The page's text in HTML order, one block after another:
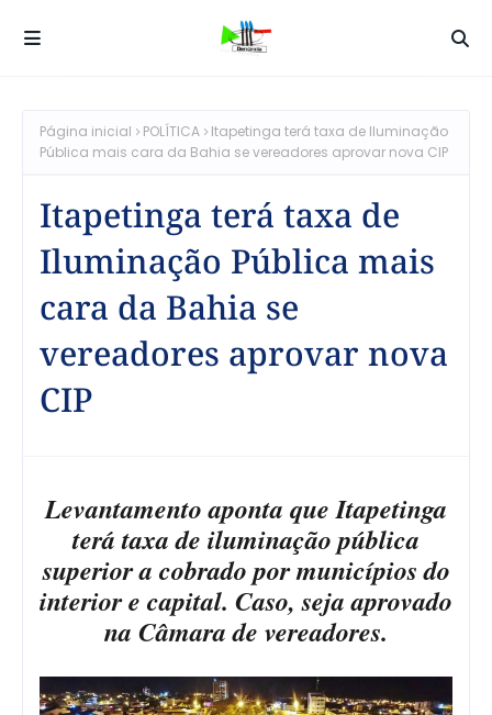
Página inicial POLÍTICA
Itapetinga terá taxa de Iluminação
Pública mais cara da Bahia se vereadores aprovar nova CIP
Itapetinga terá taxa de
Iluminação Pública mais
cara da Bahia se
vereadores aprovar nova
CIP
Levantamento aponta que Itapetinga
terá taxa de iluminação pública
superior a cobrado por municípios do
interior e capital. Caso, seja aprovado
na Câmara de vereadores.